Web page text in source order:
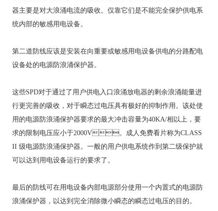
器主要是对大浪涌电流的吸收。仅靠它们是不能完全保护供电系
统内部的敏感用电设备。
第二道防线应该是安装在向重要或敏感用电设备供电的分路配电
设备处的电源防浪涌保护器。
这些SPD对于通过了用户供电入口浪涌放电器的剩余浪涌能量进
行更完善的吸收，对于瞬态过电压具有极好的抑制作用。该处使
用的电源防浪涌保护器要求的最大冲击容量为40KA/相以上，要
求的限制电压应小于2000V。成人免费看片称为CLASS
II 级电源防浪涌保护器。一般的用户供电系统作到第二级保护就
可以达到用电设备运行的要求了。
最后的防线可在用电设备内部电源部分使用一个内置式的电源防
浪涌保护器，以达到完全消除微小瞬态的瞬态过电压的目的。